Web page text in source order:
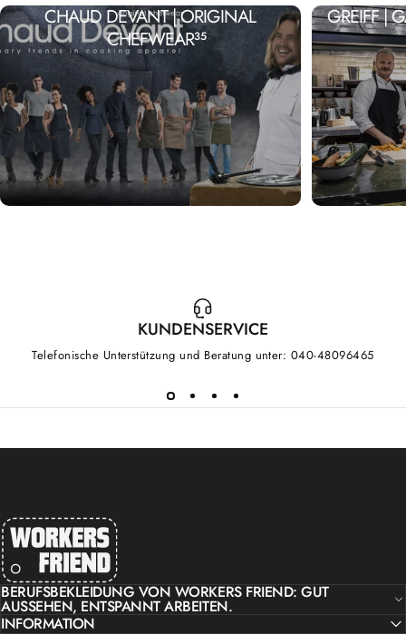
CHAUD DEVANT | ORIGINAL
CHEFWEAR35
GREIFF |
KUNDENSERVICE
Telefonische Unterstützung und Beratung unter: 040-48096465
workers friend
BERUFSBEKLEIDUNG VON WORKERS FRIEND: GUT
AUSSEHEN, ENTSPANNT ARBEITEN.
INFORMATION